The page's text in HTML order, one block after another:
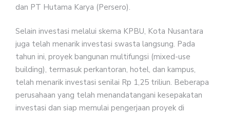
dan PT Hutama Karya (Persero).
Selain investasi melalui skema KPBU, Kota Nusantara
juga telah menarik investasi swasta langsung. Pada
tahun ini, proyek bangunan multifungsi (mixed-use
building), termasuk perkantoran, hotel, dan kampus,
telah menarik investasi senilai Rp 1,25 triliun. Beberapa
perusahaan yang telah menandatangani kesepakatan
investasi dan siap memulai pengerjaan proyek di